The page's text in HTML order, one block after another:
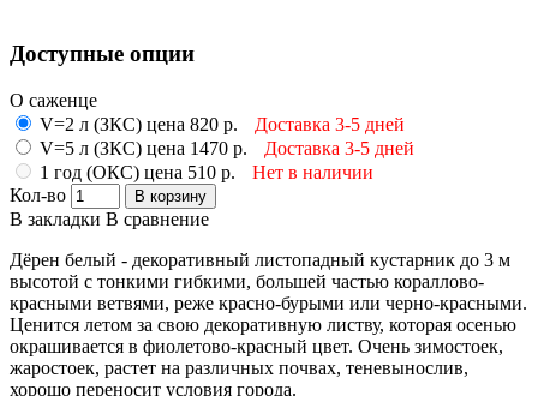
Доступные опции
О саженце
V=2 л (ЗКС) цена 820 р.
Доставка 3-5 дней
V=5 л (ЗКС) цена 1470 р.
Доставка 3-5 дней
1 год (ОКС) цена 510 р.
Нет в наличии
Кол-во
В корзину
В закладки В сравнение
Дёрен белый - декоративный листопадный кустарник до 3 м
высотой с тонкими гибкими, большей частью кораллово-
красными ветвями, реже красно-бурыми или черно-красными.
Ценится летом за свою декоративную листву, которая осенью
окрашивается в фиолетово-красный цвет. Очень зимостоек,
жаростоек, растет на различных почвах, теневынослив,
хорошо переносит условия города.